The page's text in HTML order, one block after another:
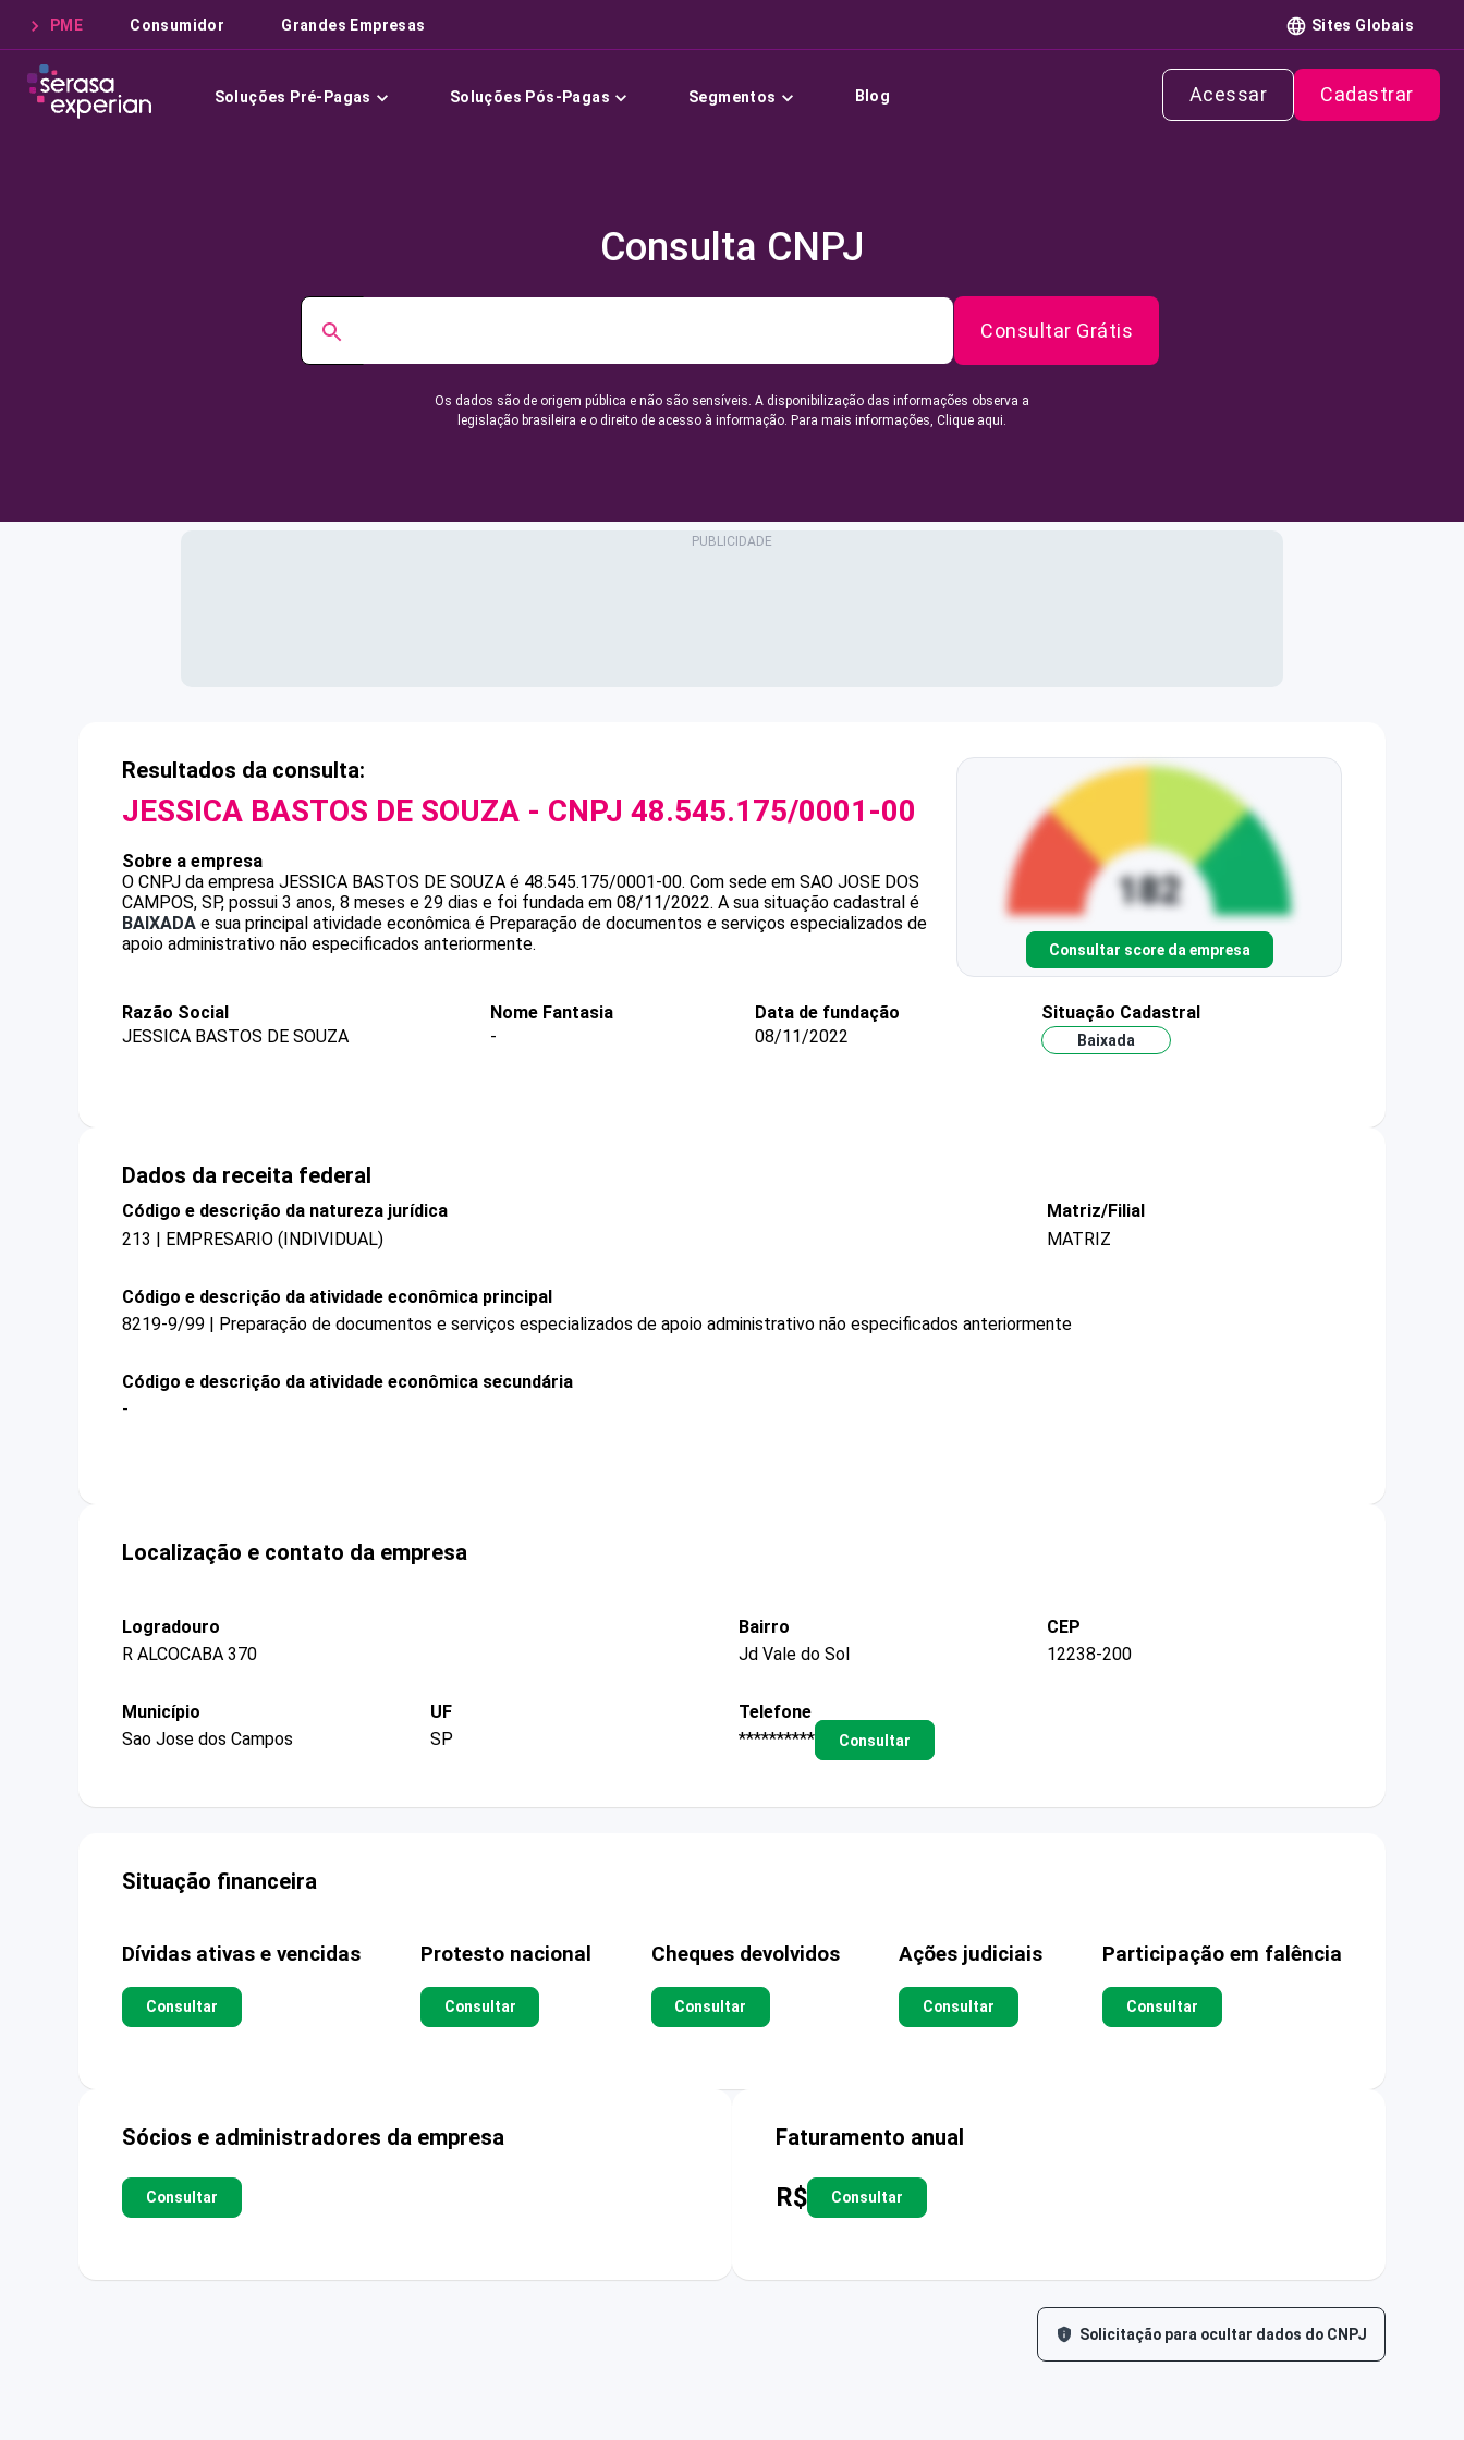
PME Consumidor Grandes Empresas Sites Globais
Soluções Pré-Pagas Soluções Pós-Pagas Segmentos Blog Acessar Cadastrar
Consulta CNPJ
Consultar Grátis
Os dados são de origem pública e não são sensíveis. A disponibilização das informações observa a
legislação brasileira e o direito de acesso à informação. Para mais informações, Clique aqui.
Resultados da consulta:
JESSICA BASTOS DE SOUZA - CNPJ 48.545.175/0001-00
Sobre a empresa
O CNPJ da empresa JESSICA BASTOS DE SOUZA é 48.545.175/0001-00. Com sede em SAO JOSE DOS
CAMPOS, SP, possui 3 anos, 8 meses e 29 dias e foi fundada em 08/11/2022. A sua situação cadastral é
BAIXADA e sua principal atividade econômica é Preparação de documentos e serviços especializados de
apoio administrativo não especificados anteriormente.
Consultar score da empresa
Razão Social
JESSICA BASTOS DE SOUZA
Nome Fantasia
-
Data de fundação
08/11/2022
Situação Cadastral
Baixada
Dados da receita federal
Código e descrição da natureza jurídica
213 | EMPRESARIO (INDIVIDUAL)
Matriz/Filial
MATRIZ
Código e descrição da atividade econômica principal
8219-9/99 | Preparação de documentos e serviços especializados de apoio administrativo não especificados anteriormente
Código e descrição da atividade econômica secundária
-
Localização e contato da empresa
Logradouro
R ALCOCABA 370
Bairro
Jd Vale do Sol
CEP
12238-200
Município
Sao Jose dos Campos
UF
SP
Telefone
**********
Consultar
Situação financeira
Dívidas ativas e vencidas
Consultar
Protesto nacional
Consultar
Cheques devolvidos
Consultar
Ações judiciais
Consultar
Participação em falência
Consultar
Sócios e administradores da empresa
Consultar
Faturamento anual
R$ Consultar
Solicitação para ocultar dados do CNPJ